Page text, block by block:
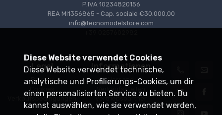
P.IVA 10234820156
REA MI1356865 - Cap. sociale €30.000,00
info@tecnomodelstore.com
Legal
Privacy
Cookies
Verkaufsbedingungen
Informationen
Versand
Verkaufsstellen
Vertriebspartner
Diese Website verwendet Cookies
Diese Website verwendet technische,
analytische und Profilierungs-Cookies, um dir
einen personalisierten Service zu bieten. Du
kannst auswählen, wie sie verwendet werden,